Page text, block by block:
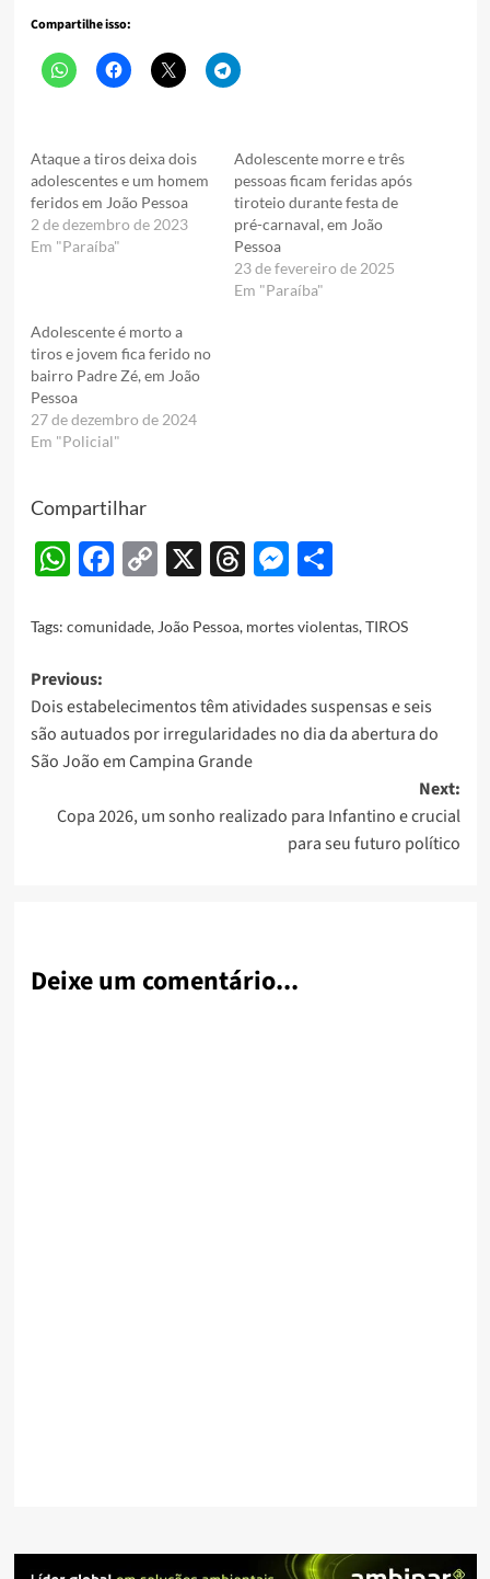
Compartilhe isso:
Ataque a tiros deixa dois
adolescentes e um homem
feridos em João Pessoa
2 de dezembro de 2023
Em "Paraíba"
Adolescente morre e três
pessoas ficam feridas após
tiroteio durante festa de
pré-carnaval, em João
Pessoa
23 de fevereiro de 2025
Em "Paraíba"
Adolescente é morto a
tiros e jovem fica ferido no
bairro Padre Zé, em João
Pessoa
27 de dezembro de 2024
Em "Policial"
Compartilhar
WhatsApp
Facebook
Copy
X Threads
Messenger
Share
Tags: comunidade, João Pessoa, mortes violentas,TIROS
Post
navigation
Previous:
Dois estabelecimentos têm atividades suspensas e seis
são autuados por irregularidades no dia da abertura do
São João em Campina Grande
Next:
Copa 2026, um sonho realizado para Infantino e crucial
para seu futuro político
Deixe um comentário...